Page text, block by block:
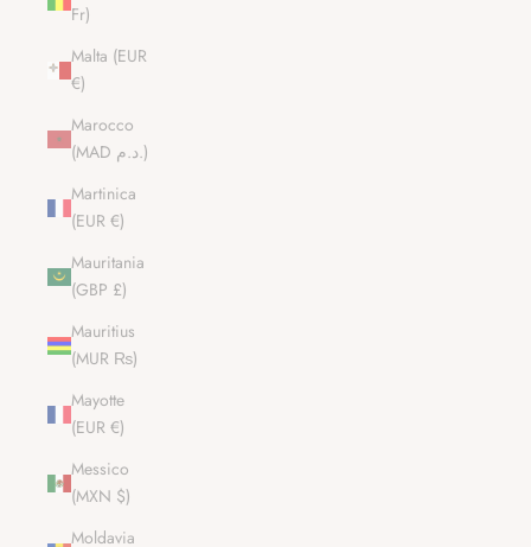
Fr)
Malta (EUR
€)
Marocco
(MAD د.م.)
Martinica
(EUR €)
Mauritania
(GBP £)
Mauritius
(MUR ₨)
Mayotte
(EUR €)
Messico
(MXN $)
Moldavia